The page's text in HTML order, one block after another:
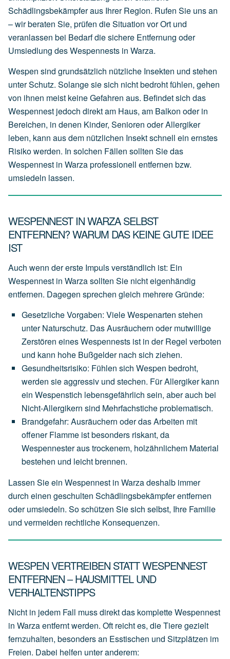
Schädlingsbekämpfer aus Ihrer Region. Rufen Sie uns an
– wir beraten Sie, prüfen die Situation vor Ort und
veranlassen bei Bedarf die sichere Entfernung oder
Umsiedlung des Wespennests in Warza.
Wespen sind grundsätzlich nützliche Insekten und stehen
unter Schutz. Solange sie sich nicht bedroht fühlen, gehen
von ihnen meist keine Gefahren aus. Befindet sich das
Wespennest jedoch direkt am Haus, am Balkon oder in
Bereichen, in denen Kinder, Senioren oder Allergiker
leben, kann aus dem nützlichen Insekt schnell ein ernstes
Risiko werden. In solchen Fällen sollten Sie das
Wespennest in Warza professionell entfernen bzw.
umsiedeln lassen.
WESPENNEST IN WARZA SELBST
ENTFERNEN? WARUM DAS KEINE GUTE IDEE
IST
Auch wenn der erste Impuls verständlich ist: Ein
Wespennest in Warza sollten Sie nicht eigenhändig
entfernen. Dagegen sprechen gleich mehrere Gründe:
Gesetzliche Vorgaben: VieleWespenarten stehen
unter Naturschutz. DasAusräuchern oder mutwillige
Zerstören einesWespennests ist in der Regel verboten
und kann hohe Bußgelder nach sich ziehen.
Gesundheitsrisiko: Fühlen sich Wespen bedroht,
werden sieaggressiv und stechen. FürAllergiker kann
ein Wespenstich lebensgefährlich sein, aberauch bei
Nicht-Allergikern sind Mehrfachsticheproblematisch.
Brandgefahr: Ausräuchern oderdasArbeiten mit
offener Flamme istbesonders riskant, da
Wespennesteraustrockenem, holzähnlichem Material
bestehen und leichtbrennen.
Lassen Sie ein Wespennest in Warza deshalb immer
durch einen geschulten Schädlingsbekämpfer entfernen
oder umsiedeln. So schützen Sie sich selbst, Ihre Familie
und vermeiden rechtliche Konsequenzen.
WESPEN VERTREIBEN STATT WESPENNEST
ENTFERNEN – HAUSMITTEL UND
VERHALTENSTIPPS
Nicht in jedem Fall muss direkt das komplette Wespennest
in Warza entfernt werden. Oft reicht es, die Tiere gezielt
fernzuhalten, besonders an Esstischen und Sitzplätzen im
Freien. Dabei helfen unter anderem: